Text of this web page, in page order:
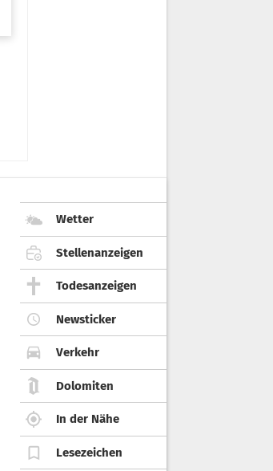
Wetter
Stellenanzeigen
Todesanzeigen
Newsticker
Verkehr
Dolomiten
In der Nähe
Lesezeichen